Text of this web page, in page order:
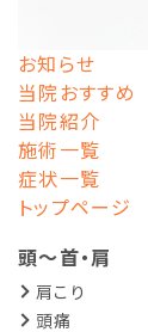
お知らせ
当院おすすめ
当院紹介
施術一覧
症状一覧
トップページ
頭～首・肩
肩こり
頭痛